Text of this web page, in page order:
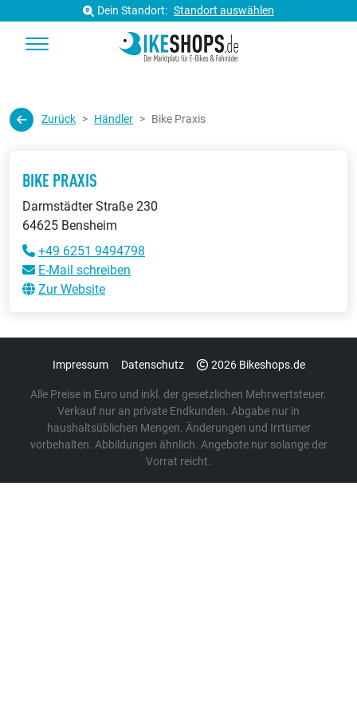
Dein Standort: Standort auswählen
Zurück Händler Bike Praxis
BIKE PRAXIS
Darmstädter Straße 230
64625 Bensheim
+49 6251 9494798
E-Mail schreiben
Zur Website
Impressum Datenschutz 2026 Bikeshops.de
Alle Preise in Euro und inkl. der gesetzlichen Mehrwertsteuer.
Verkauf nur an private Endkunden. Abgabe nur in
haushaltsüblichen Mengen. Änderungen und Irrtümer
vorbehalten. Abbildungen ähnlich. Angebote nur solange der
Vorrat reicht.